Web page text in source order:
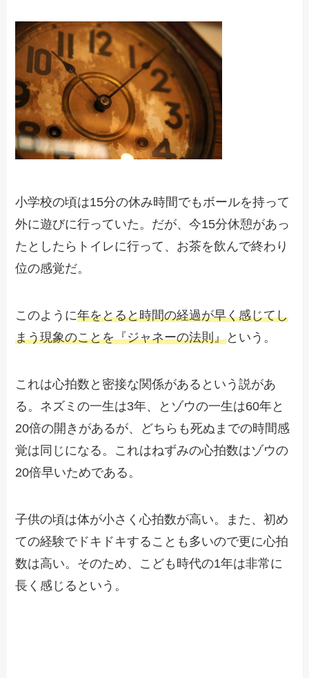
小学校の頃は15分の休み時間でもボールを持って
外に遊びに行っていた。だが、今15分休憩があっ
たとしたらトイレに行って、お茶を飲んで終わり
位の感覚だ。
このように年をとると時間の経過が早く感じてし
まう現象のことを『ジャネーの法則』という。
これは心拍数と密接な関係があるという説があ
る。ネズミの一生は3年、とゾウの一生は60年と
20倍の開きがあるが、どちらも死ぬまでの時間感
覚は同じになる。これはねずみの心拍数はゾウの
20倍早いためである。
子供の頃は体が小さく心拍数が高い。また、初め
ての経験でドキドキすることも多いので更に心拍
数は高い。そのため、こども時代の1年は非常に
長く感じるという。